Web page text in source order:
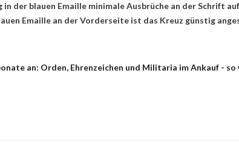
der blauen Emaille minimale Ausbrüche an der Schrift
Emaille an der Vorderseite ist das Kreuz günstig
an: Orden, Ehrenzeichen und Militaria im Ankauf -